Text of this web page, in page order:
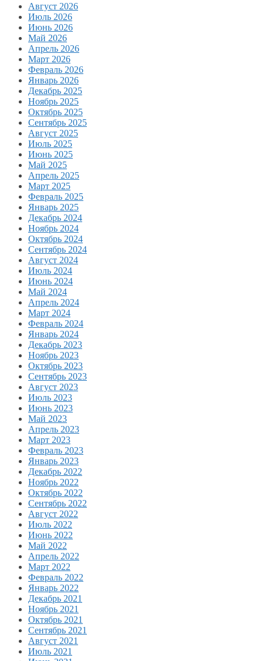
Август 2026
Июль 2026
Июнь 2026
Май 2026
Апрель 2026
Март 2026
Февраль 2026
Январь 2026
Декабрь 2025
Ноябрь 2025
Октябрь 2025
Сентябрь 2025
Август 2025
Июль 2025
Июнь 2025
Май 2025
Апрель 2025
Март 2025
Февраль 2025
Январь 2025
Декабрь 2024
Ноябрь 2024
Октябрь 2024
Сентябрь 2024
Август 2024
Июль 2024
Июнь 2024
Май 2024
Апрель 2024
Март 2024
Февраль 2024
Январь 2024
Декабрь 2023
Ноябрь 2023
Октябрь 2023
Сентябрь 2023
Август 2023
Июль 2023
Июнь 2023
Май 2023
Апрель 2023
Март 2023
Февраль 2023
Январь 2023
Декабрь 2022
Ноябрь 2022
Октябрь 2022
Сентябрь 2022
Август 2022
Июль 2022
Июнь 2022
Май 2022
Апрель 2022
Март 2022
Февраль 2022
Январь 2022
Декабрь 2021
Ноябрь 2021
Октябрь 2021
Сентябрь 2021
Август 2021
Июль 2021